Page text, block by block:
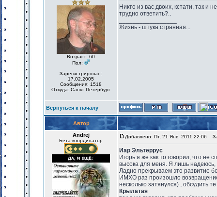
Возраст: 60
Пол:
Зарегистрирован:
17.02.2005
Сообщения: 1518
Откуда: Санкт-Петербург
Никто из вас двоих, кстати, так и
трудно ответить?..
Жизнь - штука странная...
Вернуться к началу
Автор
Andrej
Бета-координатор
Добавлено: Пт, 21 Янв, 2011 22:06
Иар Эльтеррус
Игорь я же как то говорил, что не
высока для меня. Я лишь надеюсь,
Ладно прекрываем это развитие
ИМХО раз произошло
несколько затянулся) , обсудить
Крылатая